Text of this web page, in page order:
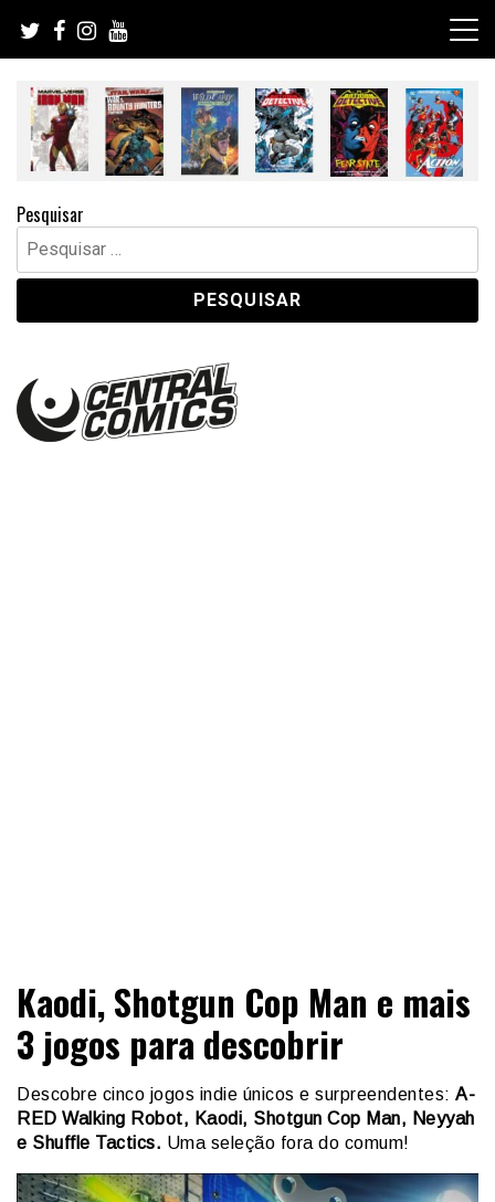
content
Pesquisar
Pesquisar
por:
Central Comics
Kaodi, Shotgun Cop Man e mais
3 jogos para descobrir
Descobre cinco jogos indie únicos e surpreendentes: A-
RED Walking Robot, Kaodi, Shotgun Cop Man, Neyyah
e Shuffle Tactics. Uma seleção fora do comum!